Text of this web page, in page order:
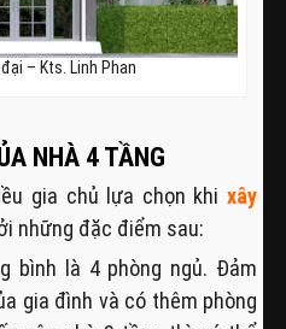
– Kts. Linh Phan
NHÀ 4 TẦNG
gia chủ lựa chọn khixây
những đặc điểm sau:
bình là 4 phòng ngủ. Đảm
gia đình và có thêm phòng